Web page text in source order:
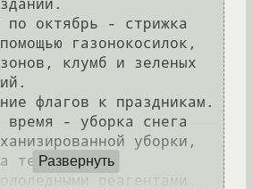
по октябрь - стрижка
газонокосилок,
клумб и зеленых
флагов к праздникам.
время - уборка снега
уборки,
территории
Развернуть